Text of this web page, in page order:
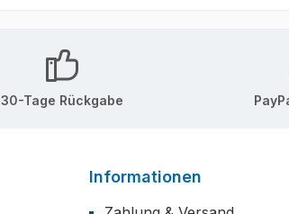
30-Tage Rückgabe
Informationen